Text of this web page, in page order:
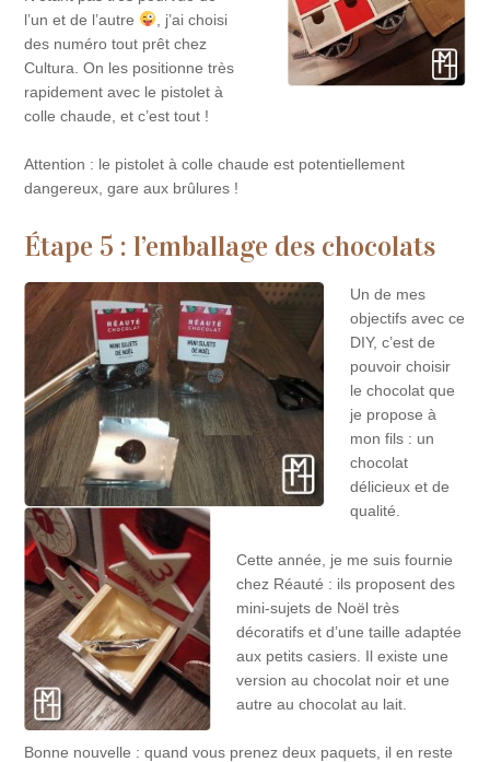
l’un et de l’autre
, j’ai choisi
des numéro tout prêt chez
Cultura. On les positionne très
rapidement avec le pistolet à
colle chaude, et c’est tout !
Attention : le pistolet à colle chaude est potentiellement
dangereux, gare aux brûlures !
Étape 5 : l’emballage des chocolats
Un de mes
objectifs avec ce
DIY, c’est de
pouvoir choisir
le chocolat que
je propose à
mon fils : un
chocolat
délicieux et de
qualité.
Cette année, je me suis fournie
chez Réauté : ils proposent des
mini-sujets de Noël très
décoratifs et d’une taille adaptée
aux petits casiers. Il existe une
version au chocolat noir et une
autre au chocolat au lait.
Bonne nouvelle : quand vous prenez deux paquets, il en reste